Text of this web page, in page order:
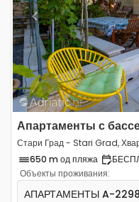
Previous
Апартаменты с
Стари Град - Stari Grad,
650 m од пляжа
Объекты проживания:
Однокомнатные
АПАРТАМЕНТЫ A-